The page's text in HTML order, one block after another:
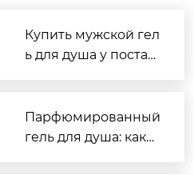
Купить мужской гел
ь для душа у постав
Парфюмированный
гель для душа: како